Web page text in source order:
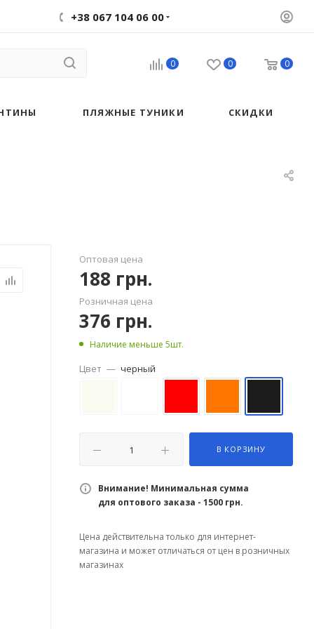
+38 067 104 06 00
0 0 0
ПЛЯЖНЫЕ ТУНИКИ СКИДКИ
Оптовая цена
188 грн.
Розничная цена
376 грн.
Наличие меньше 5шт.
Цвет — черный
В КОРЗИНУ
Внимание! Минимальная сумма
для оптового заказа - 1500 грн.
Цена действительна только для интернет-
магазина и может отличаться от цен в розничных
магазинах